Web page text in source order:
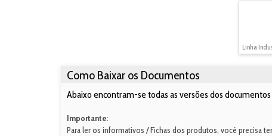
Linha
Como Baixar os Documentos
Abaixo encontram-se todas as versões dos
Importante:
Para ler os informativos / Fichas dos produtos, você precisa